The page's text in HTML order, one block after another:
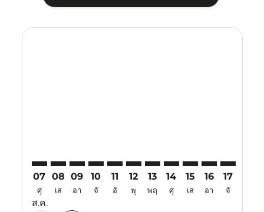
07
ศุ
ส.ค.
08
เส
09
อา
10
จั
11
อั
12
พุ
13
พฤ
14
ศุ
15
เส
16
อา
17
จั